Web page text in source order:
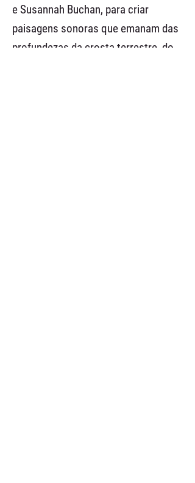
e Susannah Buchan, para criar
paisagens sonoras que emanam das
profundezas da crosta terrestre, do